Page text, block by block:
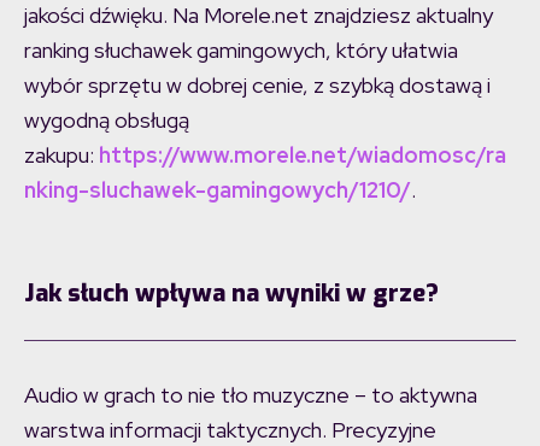
jakości dźwięku. Na Morele.net znajdziesz aktualny
ranking słuchawek gamingowych, który ułatwia
wybór sprzętu w dobrej cenie, z szybką dostawą i
wygodną obsługą
zakupu: https://www.morele.net/wiadomosc/ra
nking-sluchawek-gamingowych/1210/.
Jak słuch wpływa na wyniki w grze?
Audio w grach to nie tło muzyczne – to aktywna
warstwa informacji taktycznych. Precyzyjne